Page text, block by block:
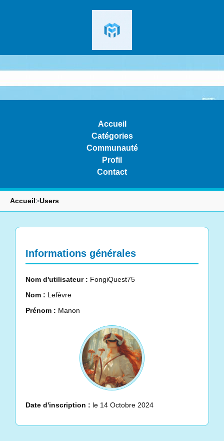
Accueil
Catégories
Communauté
Profil
Contact
Accueil>Users
Informations générales
Nom d'utilisateur : FongiQuest75
Nom : Lefèvre
Prénom : Manon
Date d'inscription : le 14 Octobre 2024